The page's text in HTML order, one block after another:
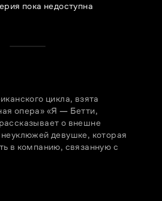
пока недоступна
цикла, взята
опера» «Я — Бетти,
о внешне
девушке, которая
в компанию, связанную с